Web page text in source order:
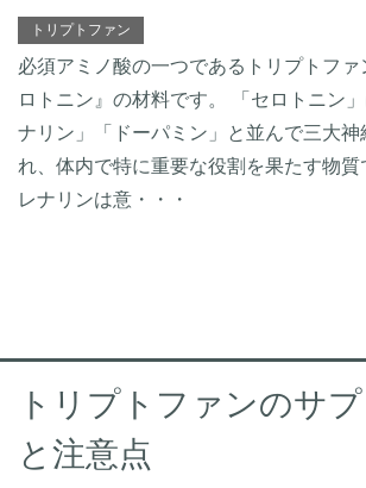
トリプトファン
必須アミノ酸の一つであるトリプトフ
ロトニン』の材料です。 「セロトニン
ナリン」「ドーパミン」と並んで三大神
れ、体内で特に重要な役割を果たす物質
レナリンは意・・・
トリプトファンのサ
と注意点